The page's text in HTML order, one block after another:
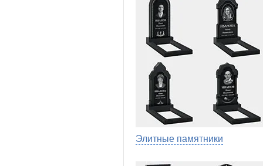
Элитные памятники